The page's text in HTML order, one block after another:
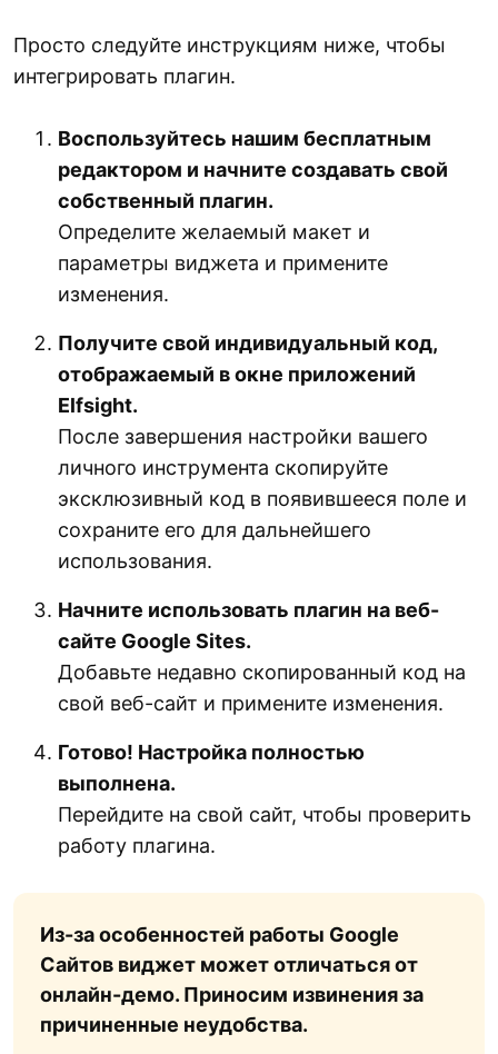
Просто следуйте инструкциям ниже, чтобы
интегрировать плагин.
Воспользуйтесь нашим бесплатным
редактором и начните создавать свой
собственный плагин.
Определите желаемый макет и
параметры виджета и примените
изменения.
Получите свой индивидуальный код,
отображаемый в окне приложений
Elfsight.
После завершения настройки вашего
личного инструмента скопируйте
эксклюзивный код в появившееся поле и
сохраните его для дальнейшего
использования.
Начните использовать плагин на веб-
сайте Google Sites.
Добавьте недавно скопированный код на
свой веб-сайт и примените изменения.
Готово! Настройка полностью
выполнена.
Перейдите на свой сайт, чтобы проверить
работу плагина.
Из-за особенностей работы Google
Сайтов виджет может отличаться от
онлайн-демо. Приносим извинения за
причиненные неудобства.